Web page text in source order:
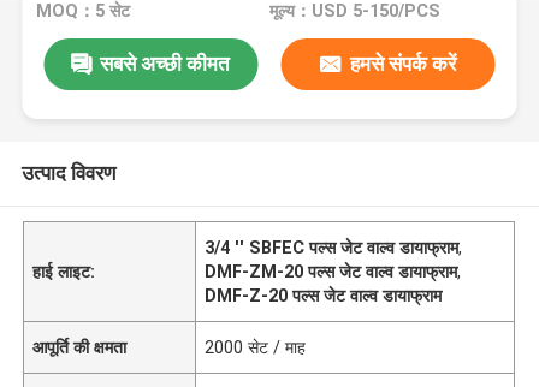
MOQ：5 सेट मूल्य：USD 5-150/PCS
सबसे अच्छी कीमत हमसे संपर्क करें
उत्पाद विवरण
हाई लाइट:
3/4 '' SBFEC पल्स जेट वाल्व डायाफ्राम,
DMF-ZM-20 पल्स जेट वाल्व डायाफ्राम,
DMF-Z-20 पल्स जेट वाल्व डायाफ्राम
आपूर्ति की क्षमता 2000 सेट / माह